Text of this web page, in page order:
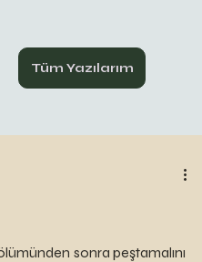
Tüm Yazılarım